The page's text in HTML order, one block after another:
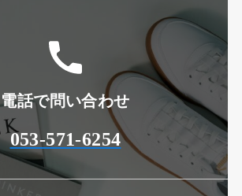
電話で問い合わせ
053-571-6254